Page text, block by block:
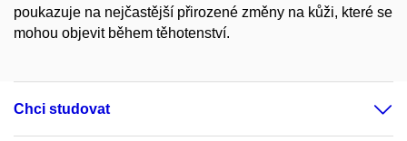
poukazuje na nejčastější přirozené změny na kůži, které se
mohou objevit během těhotenství.
Chci studovat